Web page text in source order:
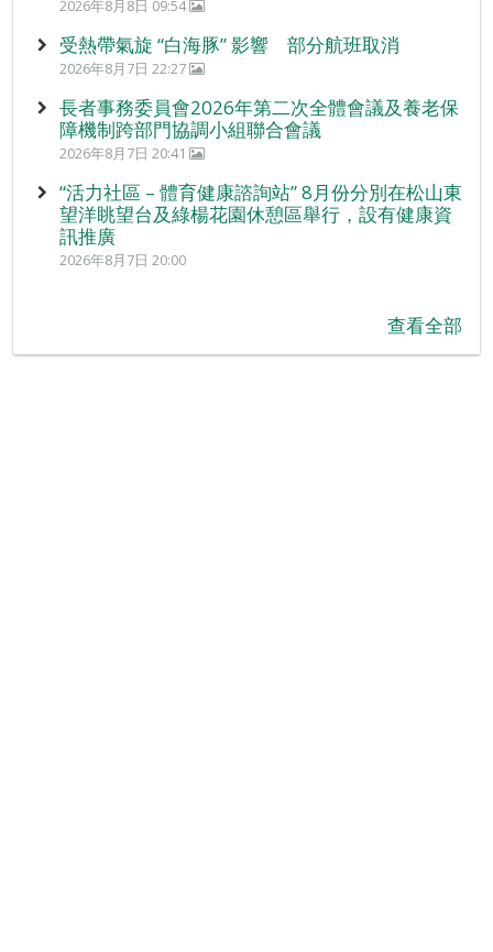
2026年8月8日 09:54
受熱帶氣旋 “白海豚” 影響 部分航班取消
2026年8月7日 22:27
長者事務委員會2026年第二次全體會議及養老保
障機制跨部門協調小組聯合會議
2026年8月7日 20:41
“活力社區 – 體育健康諮詢站” 8月份分別在松山東
望洋眺望台及綠楊花園休憩區舉行，設有健康資
訊推廣
2026年8月7日 20:00
查看全部